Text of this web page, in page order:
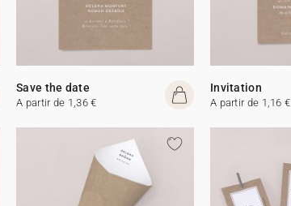
Save the date
A partir de 1,36 €
Invitation
A partir de 1,16 €